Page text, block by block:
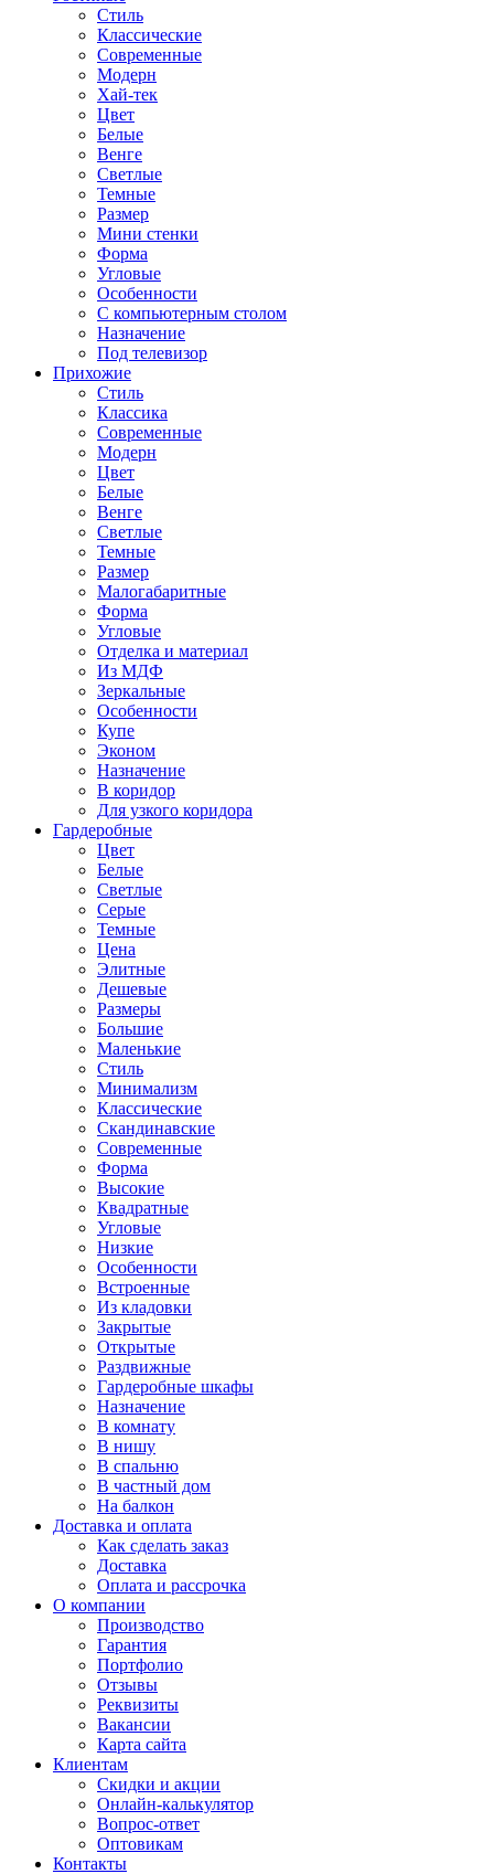
Стиль
Классические
Современные
Модерн
Хай-тек
Цвет
Белые
Венге
Светлые
Темные
Размер
Мини стенки
Форма
Угловые
Особенности
С компьютерным столом
Назначение
Под телевизор
Прихожие
Стиль
Классика
Современные
Модерн
Цвет
Белые
Венге
Светлые
Темные
Размер
Малогабаритные
Форма
Угловые
Отделка и материал
Из МДФ
Зеркальные
Особенности
Купе
Эконом
Назначение
В коридор
Для узкого коридора
Гардеробные
Цвет
Белые
Светлые
Серые
Темные
Цена
Элитные
Дешевые
Размеры
Большие
Маленькие
Стиль
Минимализм
Классические
Скандинавские
Современные
Форма
Высокие
Квадратные
Угловые
Низкие
Особенности
Встроенные
Из кладовки
Закрытые
Открытые
Раздвижные
Гардеробные шкафы
Назначение
В комнату
В нишу
В спальню
В частный дом
На балкон
Доставка и оплата
Как сделать заказ
Доставка
Оплата и рассрочка
О компании
Производство
Гарантия
Портфолио
Отзывы
Реквизиты
Вакансии
Карта сайта
Клиентам
Скидки и акции
Онлайн-калькулятор
Вопрос-ответ
Оптовикам
Контакты